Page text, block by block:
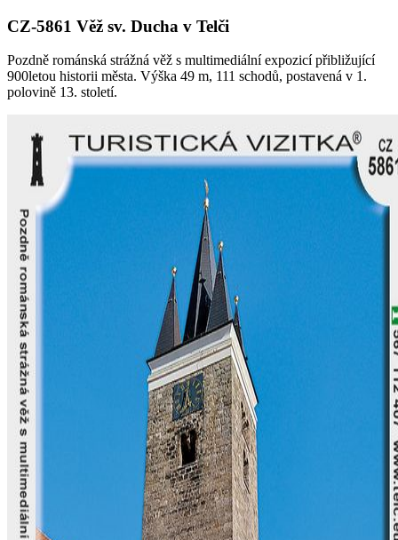
CZ-5861 Věž sv. Ducha v Telči
Pozdně románská strážná věž s multimediální expozicí přibližující
900letou historii města. Výška 49 m, 111 schodů, postavená v 1.
polovině 13. století.